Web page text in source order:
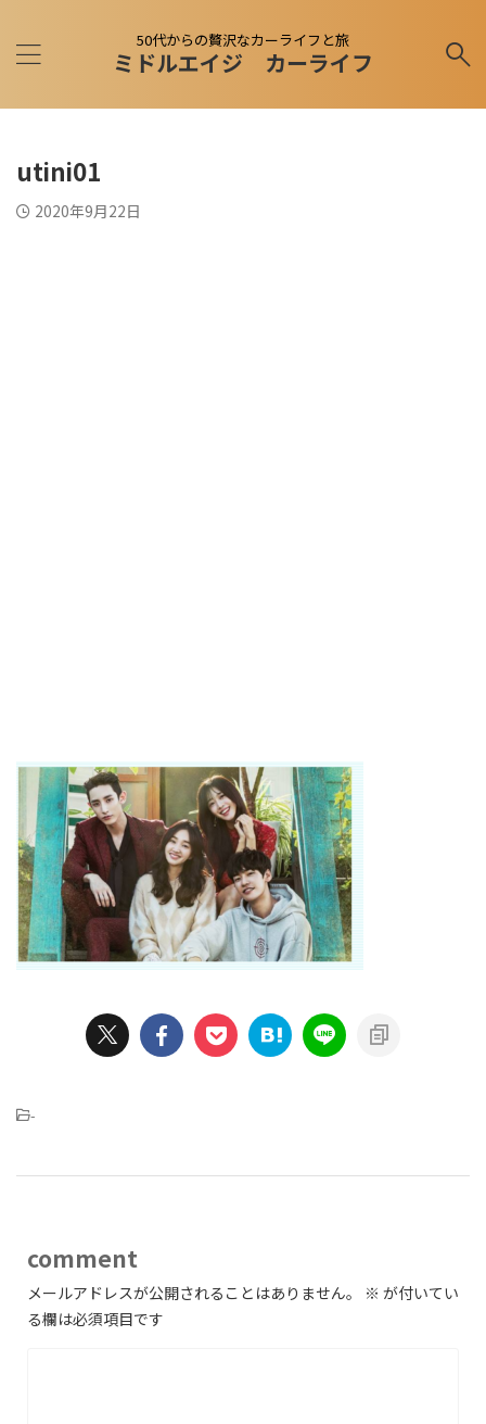
50代からの贅沢なカーライフと旅
ミドルエイジ カーライフ
utini01
2020年9月22日
-
comment
メールアドレスが公開されることはありません。 ※ が付いてい
る欄は必須項目です